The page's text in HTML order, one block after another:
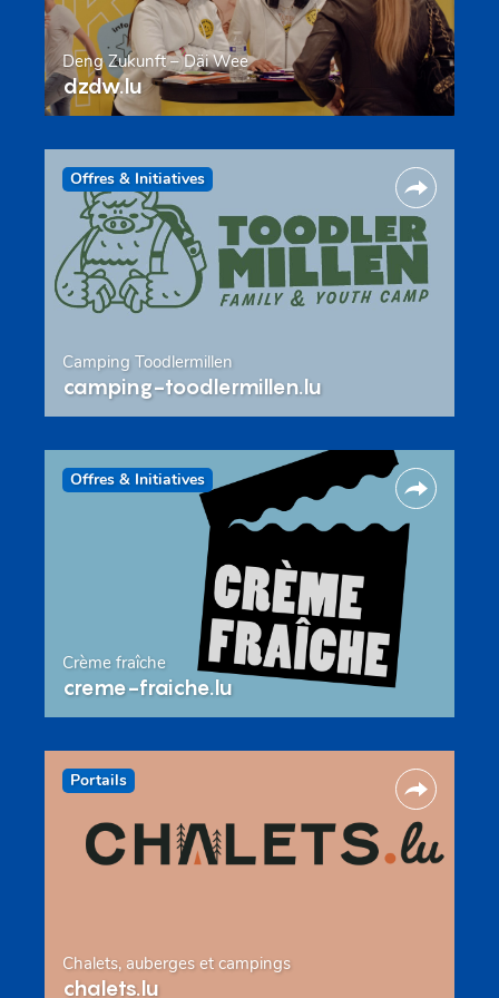
Deng Zukunft – Däi Wee
dzdw.lu
Offres & Initiatives
Camping Toodlermillen
camping-toodlermillen.lu
Offres & Initiatives
Crème fraîche
creme-fraiche.lu
Portails
Chalets, auberges et campings
chalets.lu